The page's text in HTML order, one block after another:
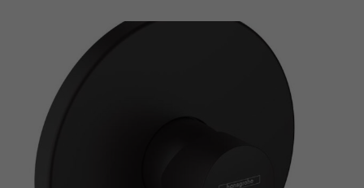
Termékek
Aktuális
ajánlatok
Árajánlatkérés